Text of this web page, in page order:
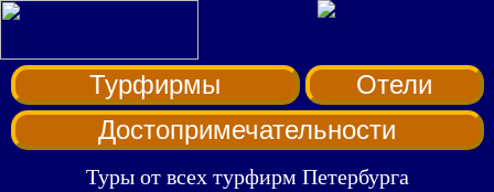
Турфирмы
Отели
Достопримечательности
Туры от всех турфирм Петербурга